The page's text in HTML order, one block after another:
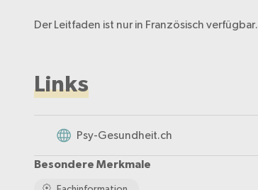
Der Leitfaden ist nur in Französisch verfügbar.
Links
Psy-Gesundheit.ch
Besondere Merkmale